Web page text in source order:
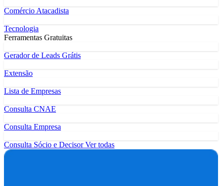
Comércio Atacadista
Tecnologia
Ferramentas Gratuitas
Gerador de Leads Grátis
Extensão
Lista de Empresas
Consulta CNAE
Consulta Empresa
Consulta Sócio e DecisorVer todas